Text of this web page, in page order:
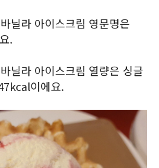
닐라 아이스크림 영문명은
.
닐라 아이스크림 열량은 싱글
이에요.